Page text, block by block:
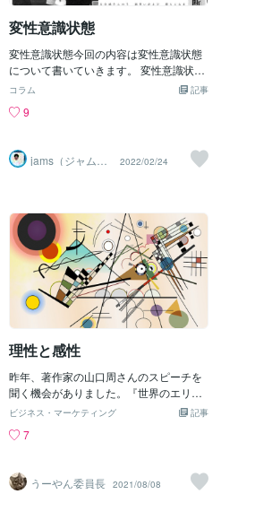
変性意識状態
変性意識状態今回の内容は変性意識状態
について書いていきます。 変性意識状態
という言葉はあまり馴染みがないかもし
態に入っていると言われています。 変性
の状態とは変わった状態になっているこ
とです。 と言ってもまだわかりにくいか
人間であればこの部分があるからこそマ
ナーを守ったり、正しいことをすること
ができるのです。 またこの顕在意識の部
分以外に、潜在意識の領域があります。
潜在意識とは無意識とも表現され、自分
の中では何となくしかわからない部分で
あり、通常は顕在意識により抑圧される
ことが多く、表面には出てきにくいのが
特徴です。 以前に潜在意識のことを書い
ていますのでその時の内容を確認してい
ただければわかると思います。 ゆで卵を
想像してもらえればイメージしやすいの
ですが、通常の意識状態というのは、白
るように、黄身の部分潜在意識を白身の
状態です。 この状態ですと、外部からの
刺激があっても顕在意識の理性や道徳心
記事
コラム
9
jams（ジャム
ズ）心理カウン
2022/02/24
理性と感性
昨年、著作家の山口周さんのスピーチを
聞く機会がありました。『世界のエリー
トはなぜ「美意識」を鍛えるか？』（光
年）を受賞した方で、私も著作の多くを
に、ビジネスのヒントがあふれていま
す。スピーチは「経営におけるアートと
記事
ビジネス・マーケティング
7
うーやん委員長 2021/08/08